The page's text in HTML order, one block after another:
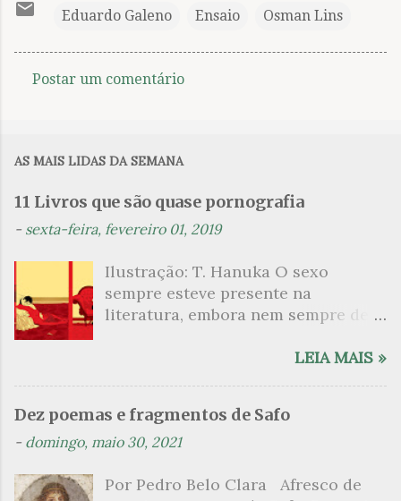
Eduardo Galeno Ensaio Osman Lins
n
t
i
o
Postar um comentário
AS MAIS LIDAS DA SEMANA
11 Livros que são quase pornografia
- sexta-feira, fevereiro 01, 2019
Ilustração: T. Hanuka O sexo
sempre esteve presente na
literatura, embora nem sempre de
que mergulharam em sua própria
psicanalítico e findaram por revelar
a partir dessa intimidade o lado
apresenta um conjunto de livros
LEIA MAIS »
Dez poemas e fragmentos de Safo
- domingo, maio 30, 2021
Por Pedro Belo Clara Afresco de